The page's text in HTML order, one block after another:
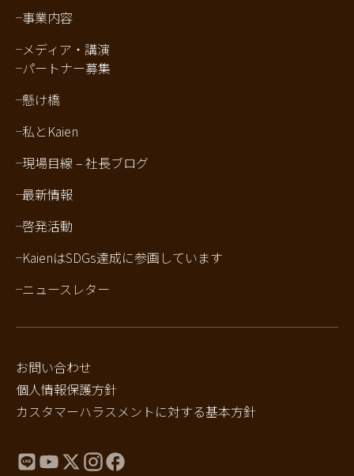
事業内容
メディア・講演
パートナー募集
懸け橋
私とKaien
現場目線 – 社長ブログ
最新情報
啓発活動
KaienはSDGs達成に参画しています
ニュースレター
お問い合わせ
個人情報保護方針
カスタマーハラスメントに対する基本方針